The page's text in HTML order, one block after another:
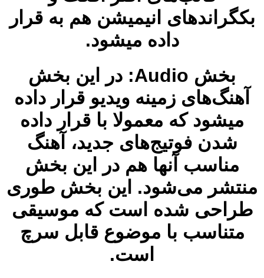
بکگراند‌های انیمیشن هم به قرار
داده میشود.
بخش Audio: در این بخش
آهنگ‌های زمینه ویدیو قرار داده
میشود که معمولا با قرار داده
شدن فوتیج‌های جدید، آهنگ
مناسب‌ آنها هم در این بخش
منتشر می‌شود. این بخش طوری
طراحی شده است که موسیقی
متناسب با موضوع قابل سرچ
است.